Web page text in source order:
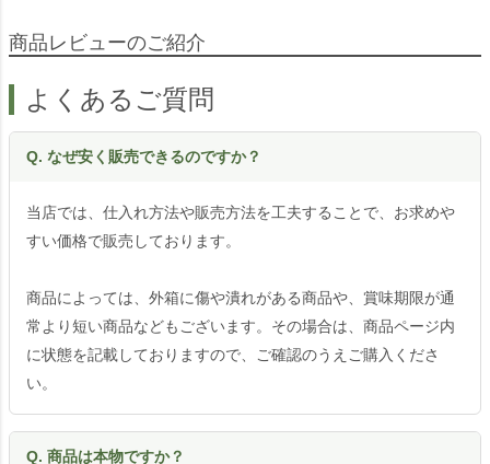
商品レビューのご紹介
よくあるご質問
Q. なぜ安く販売できるのですか？
当店では、仕入れ方法や販売方法を工夫することで、お求めや
すい価格で販売しております。
商品によっては、外箱に傷や潰れがある商品や、賞味期限が通
常より短い商品などもございます。その場合は、商品ページ内
に状態を記載しておりますので、ご確認のうえご購入くださ
い。
Q. 商品は本物ですか？